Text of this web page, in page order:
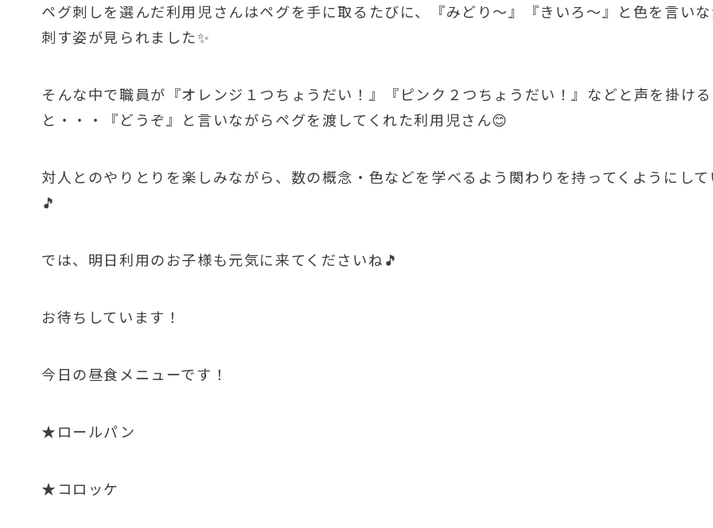
ペグ刺しを選んだ利用児さんはペグを手に取るたびに、『みどり～』『きいろ～』と色を言い
刺す姿が見られました✨
そんな中で職員が『オレンジ１つちょうだい！』『ピンク２つちょうだい！』などと声を掛ける
と・・・『どうぞ』と言いながらペグを渡してくれた利用児さん😊
対人とのやりとりを楽しみながら、数の概念・色などを学べるよう関わりを持ってくようにし
🎵
では、明日利用のお子様も元気に来てくださいね🎵
お待ちしています！
今日の昼食メニューです！
★ロールパン
★コロッケ